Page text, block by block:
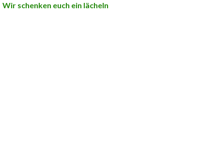
Wir schenken euch ein lächeln